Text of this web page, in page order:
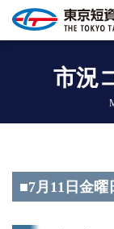
市況
■7月11日金